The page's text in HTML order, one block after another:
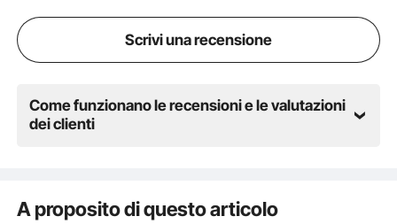
Scrivi una recensione
Come funzionano le recensioni e le valutazioni
dei clienti
A proposito di questo articolo